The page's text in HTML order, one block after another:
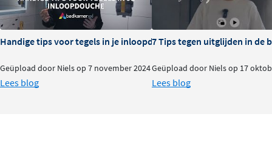
Handige tips voor tegels in je inloopdouche
Geüpload door Niels op 7 november 2024
Lees blog
7 Tips tegen uitglijden in de
Geüpload door Niels op 17
Lees blog